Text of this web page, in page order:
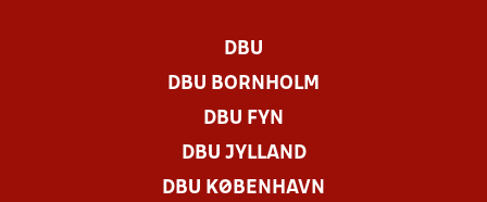
DBU
DBU BORNHOLM
DBU FYN
DBU JYLLAND
DBU KØBENHAVN